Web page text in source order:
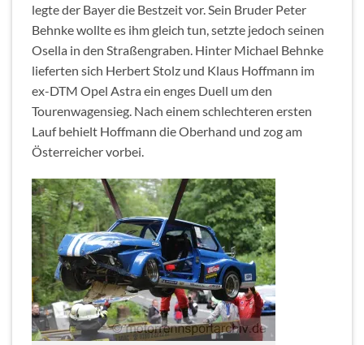
legte der Bayer die Bestzeit vor. Sein Bruder Peter
Behnke wollte es ihm gleich tun, setzte jedoch seinen
Osella in den Straßengraben. Hinter Michael Behnke
lieferten sich Herbert Stolz und Klaus Hoffmann im
ex-DTM Opel Astra ein enges Duell um den
Tourenwagensieg. Nach einem schlechteren ersten
Lauf behielt Hoffmann die Oberhand und zog am
Österreicher vorbei.